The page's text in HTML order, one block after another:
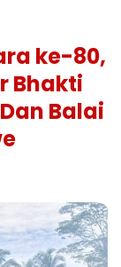
ke-80,
Bhakti
Balai